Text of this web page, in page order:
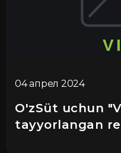
04 апрел 2024
O'zSüt uchun
tayyorlangan